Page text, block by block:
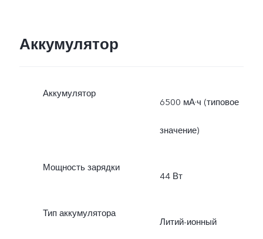
Аккумулятор
Аккумулятор
6500 мА·ч (типовое
значение)
Мощность зарядки
44 Вт
Тип аккумулятора
Литий-ионный